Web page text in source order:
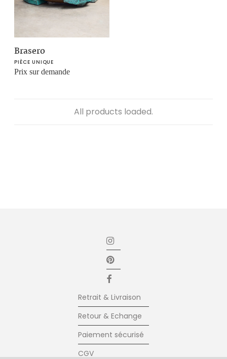
Brasero
PIÈCE UNIQUE
Prix sur demande
All products loaded.
Retrait & Livraison
Retour & Echange
Paiement sécurisé
CGV